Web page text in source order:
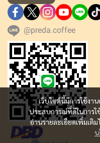
เว็บไซต์นี้มีการใช้ง
ประสบการณ์ที่ดีในการใ
อ่านรายละเอียดเพิ่มเติม
@preda.coffee